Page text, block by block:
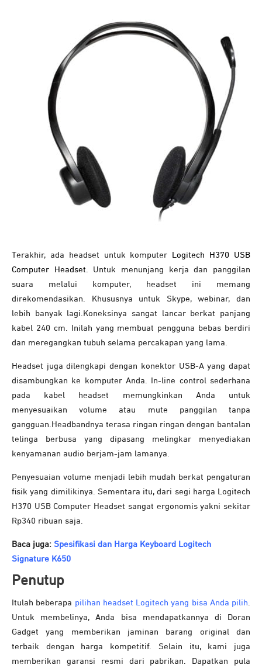
Terakhir, ada headset untuk komputer Logitech H370 USB
Computer Headset.
Untuk menunjang kerja dan panggilan
suara melalui komputer, headset ini memang
direkomendasikan. Khususnya untuk Skype, webinar, dan
lebih banyak lagi.Koneksinya sangat lancar berkat panjang
kabel 240 cm. Inilah yang membuat pengguna bebas berdiri
dan meregangkan tubuh selama percakapan yang lama.
Headset juga dilengkapi dengan konektor USB-A yang dapat
disambungkan ke komputer Anda. In-line control sederhana
pada kabel headset memungkinkan Anda untuk
menyesuaikan volume atau mute panggilan tanpa
gangguan.Headbandnya terasa ringan ringan dengan bantalan
telinga berbusa yang dipasang melingkar menyediakan
kenyamanan audio berjam-jam lamanya.
Penyesuaian volume menjadi lebih mudah berkat pengaturan
fisik yang dimilikinya. Sementara itu, dari segi harga Logitech
H370 USB Computer Headset sangat ergonomis yakni sekitar
Rp340 ribuan saja.
Baca juga: Spesifikasi dan Harga Keyboard Logitech
Signature K650
Penutup
Itulah beberapa pilihan headset Logitech yang bisa Anda pilih
Untuk membelinya, Anda bisa mendapatkannya di Doran
Gadget yang memberikan jaminan barang original dan
terbaik dengan harga kompetitif. Selain itu, kami juga
memberikan garansi resmi dari pabrikan. Dapatkan pula